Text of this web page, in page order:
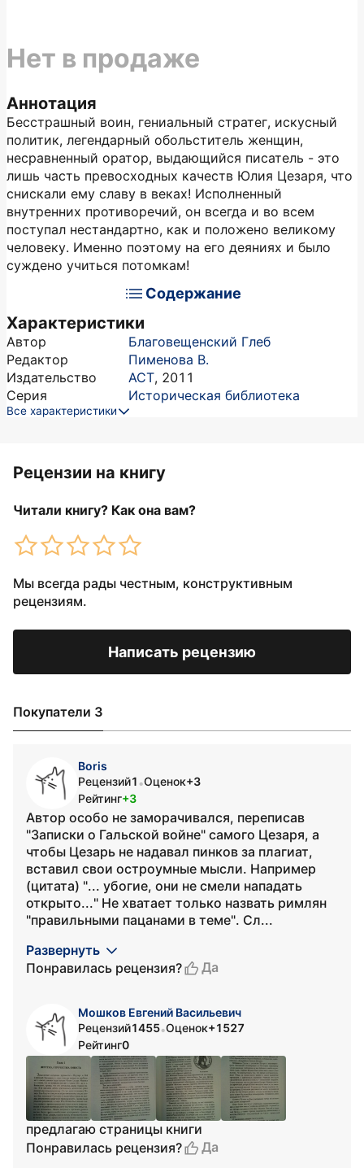
Аннотация
Бесстрашный воин, гениальный стратег, искусный
политик, легендарный обольститель женщин,
несравненный оратор, выдающийся писатель - это
лишь часть превосходных качеств Юлия Цезаря, что
снискали ему славу в веках! Исполненный
внутренних противоречий, он всегда и во всем
поступал нестандартно, как и положено великому
человеку. Именно поэтому на его деяниях и было
суждено учиться потомкам!
Содержание
Характеристики
Автор
Благовещенский Глеб
Редактор
Пименова В.
Издательство
АСТ, 2011
Серия
Историческая библиотека
Все характеристики
Нет в продаже
Рецензии на книгу
Читали книгу? Как она вам?
Мы всегда рады честным, конструктивным
рецензиям.
Написать рецензию
Покупатели 3
Boris
Рецензий1 •Оценок+3
Рейтинг+3
Автор особо не заморачивался, переписав
"Записки о Гальской войне" самого Цезаря, а
чтобы Цезарь не надавал пинков за плагиат,
вставил свои остроумные мысли. Например
(цитата) "... убогие, они не смели нападать
открыто..." Не хватает только назвать римлян
"правильными пацанами в теме". Сл...
Развернуть
Понравилась рецензия?
Да
Мошков Евгений Васильевич
Рецензий1455•Оценок+1527
Рейтинг0
предлагаю страницы книги
Понравилась рецензия?
Да